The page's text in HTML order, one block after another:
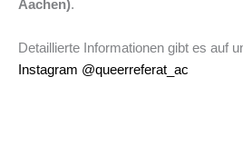
Aachen).
Detaillierte Informationen gibt es auf
Instagram @queerreferat_ac